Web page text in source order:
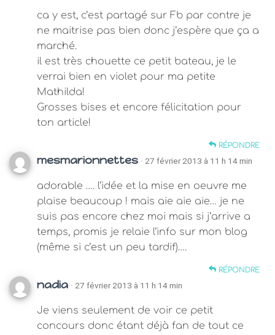
ca y est, c’est partagé sur Fb par contre je
ne maitrise pas bien donc j’espère que ça a
marché.
il est très chouette ce petit bateau, je le
verrai bien en violet pour ma petite
Mathilda!
Grosses bises et encore félicitation pour
ton article!
RÉPONDRE
mesmarionnettes · 27 février 2013 à 11 h 14 min
adorable …. l’idée et la mise en oeuvre me
plaise beaucoup ! mais aie aie aie… je ne
suis pas encore chez moi mais si j’arrive a
temps, promis je relaie l’info sur mon blog
(même si c’est un peu tardif)….
RÉPONDRE
nadia · 27 février 2013 à 11 h 14 min
Je viens seulement de voir ce petit
concours donc étant déjà fan de tout ce